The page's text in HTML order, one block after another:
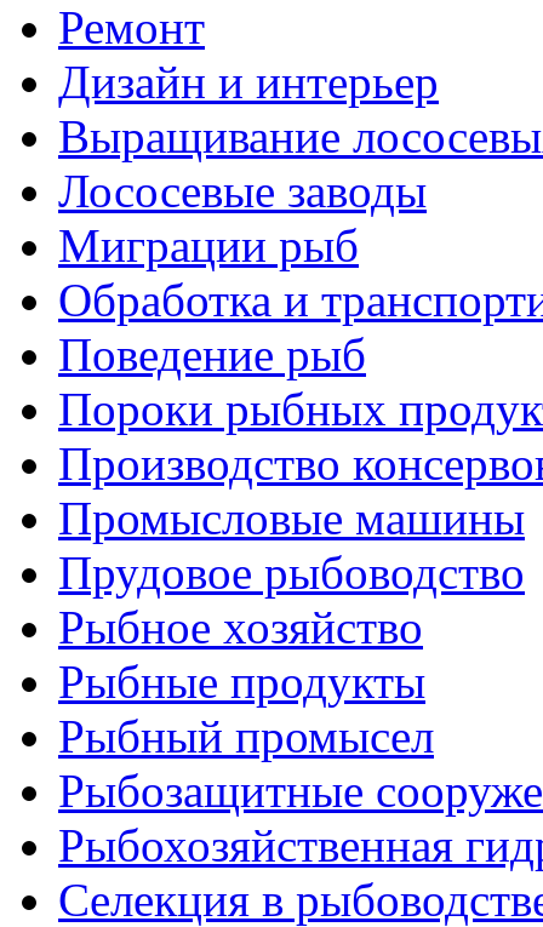
Ремонт
Дизайн и интерьер
Выращивание
Лососевые заводы
Миграции рыб
Обработка и
Поведение рыб
Пороки рыбных
Производство
Промысловые машины
Прудовое рыбоводство
Рыбное хозяйство
Рыбные продукты
Рыбный промысел
Рыбозащитные
Рыбохозяйственная
Селекция в